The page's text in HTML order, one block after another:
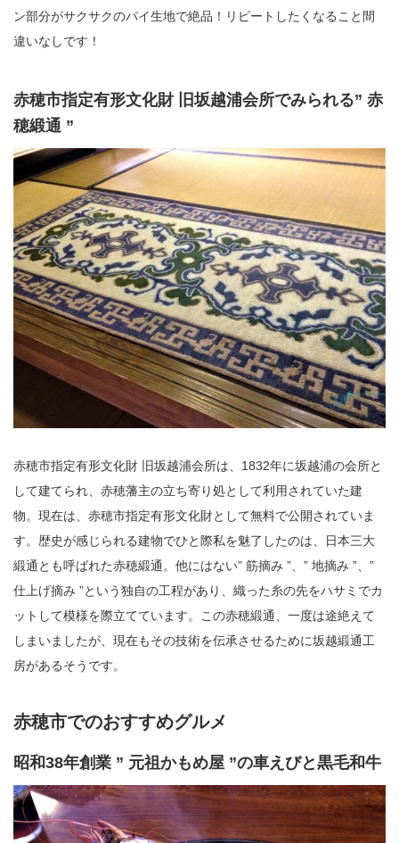
ン部分がサクサクのパイ生地で絶品！リピートしたくなること間
違いなしです！
赤穂市指定有形文化財 旧坂越浦会所でみられる” 赤
穂緞通 ”
赤穂市指定有形文化財 旧坂越浦会所は、1832年に坂越浦の会所と
して建てられ、赤穂藩主の立ち寄り処として利用されていた建
物。現在は、赤穂市指定有形文化財として無料で公開されていま
す。歴史が感じられる建物でひと際私を魅了したのは、日本三大
緞通とも呼ばれた赤穂緞通。他にはない” 筋摘み ”、” 地摘み ”、”
仕上げ摘み ”という独自の工程があり、織った糸の先をハサミでカ
ットして模様を際立てています。この赤穂緞通、一度は途絶えて
しまいましたが、現在もその技術を伝承させるために坂越緞通工
房があるそうです。
赤穂市でのおすすめグルメ
昭和38年創業 ” 元祖かもめ屋 ”の車えびと黒毛和牛